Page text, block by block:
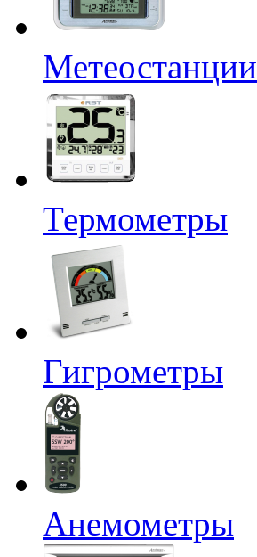
Метеостанции
Термометры
Гигрометры
Анемометры